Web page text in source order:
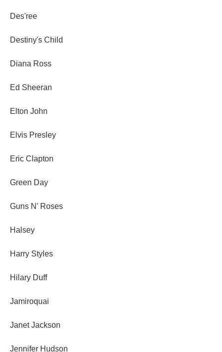
Des'ree
Destiny's Child
Diana Ross
Ed Sheeran
Elton John
Elvis Presley
Eric Clapton
Green Day
Guns N' Roses
Halsey
Harry Styles
Hilary Duff
Jamiroquai
Janet Jackson
Jennifer Hudson